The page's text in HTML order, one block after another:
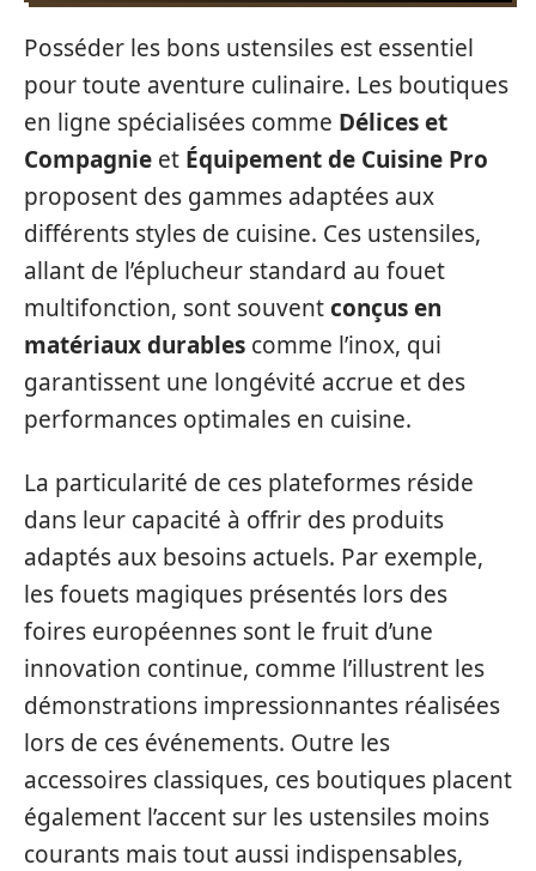
Posséder les bons ustensiles est essentiel
pour toute aventure culinaire. Les boutiques
en ligne spécialisées comme Délices et
Compagnie et Équipement de Cuisine Pro
proposent des gammes adaptées aux
différents styles de cuisine. Ces ustensiles,
allant de l’éplucheur standard au fouet
multifonction, sont souventconçus en
matériaux durables comme l’inox, qui
garantissent une longévité accrue et des
performances optimales en cuisine.
La particularité de ces plateformes réside
dans leur capacité à offrir des produits
adaptés aux besoins actuels. Par exemple,
les fouets magiques présentés lors des
foires européennes sont le fruit d’une
innovation continue, comme l’illustrent les
démonstrations impressionnantes réalisées
lors de ces événements. Outre les
accessoires classiques, ces boutiques placent
également l’accent sur les ustensiles moins
courants mais tout aussi indispensables,